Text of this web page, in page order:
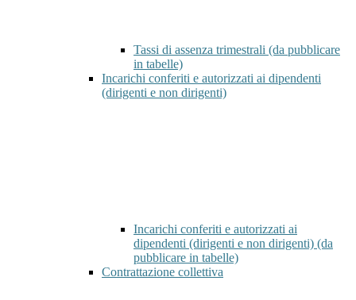
Tassi di assenza trimestrali (da pubblicare
in tabelle)
Incarichi conferiti e autorizzati ai dipendenti
(dirigenti e non dirigenti)
Incarichi conferiti e autorizzati ai
dipendenti (dirigenti e non dirigenti) (da
pubblicare in tabelle)
Contrattazione collettiva